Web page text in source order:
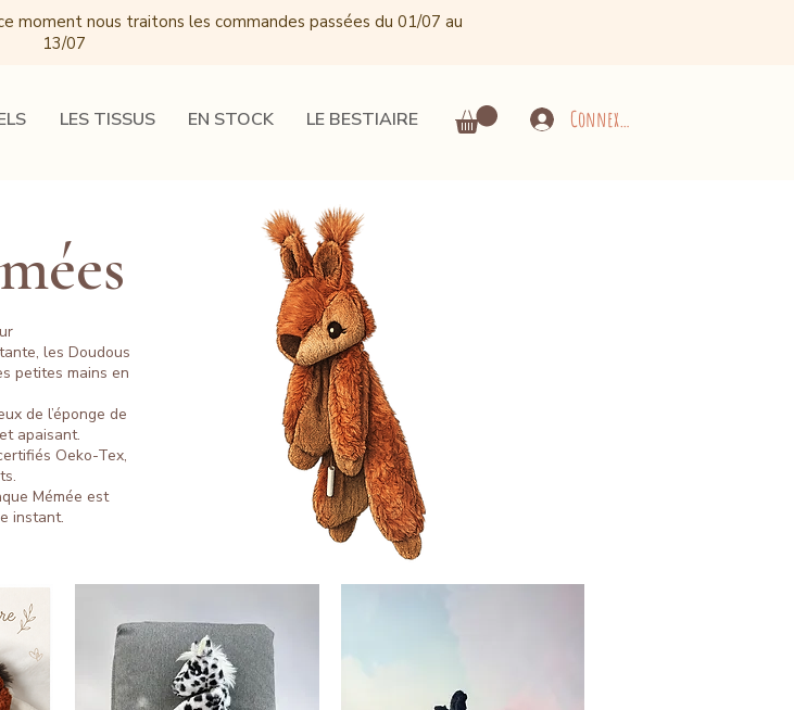
moment nous traitons les commandes passées du 01/07 au
13/07
LES TISSUS EN STOCK LE BESTIAIRE Connexion
les Doudous
petites mains en
de l’éponge de
apaisant.
Oeko-Tex,
Mémée est
instant.